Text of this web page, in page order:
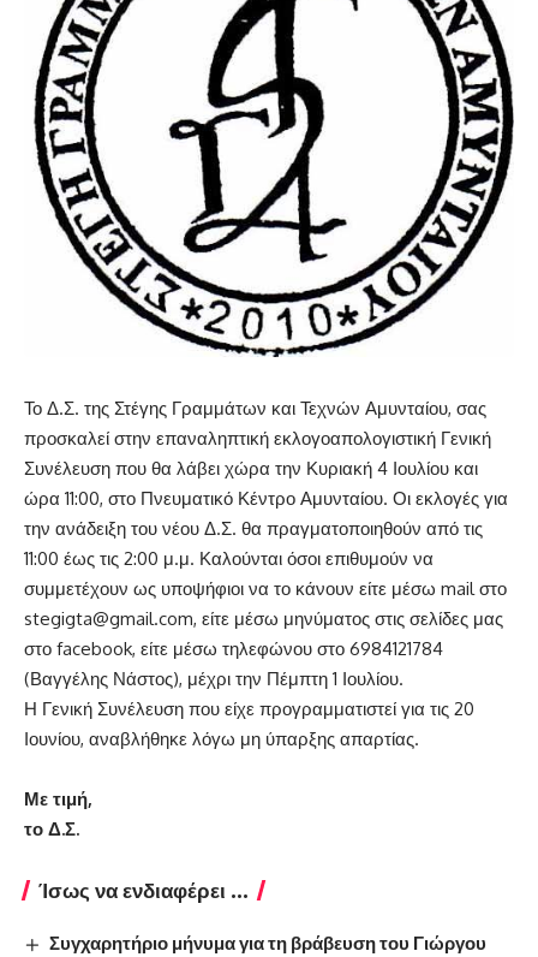
Το Δ.Σ. της Στέγης Γραμμάτων και Τεχνών Αμυνταίου, σας
προσκαλεί στην επαναληπτική εκλογοαπολογιστική Γενική
Συνέλευση που θα λάβει χώρα την Κυριακή 4 Ιουλίου και
ώρα 11:00, στο Πνευματικό Κέντρο Αμυνταίου. Οι εκλογές για
την ανάδειξη του νέου Δ.Σ. θα πραγματοποιηθούν από τις
11:00 έως τις 2:00 μ.μ. Καλούνται όσοι επιθυμούν να
συμμετέχουν ως υποψήφιοι να το κάνουν είτε μέσω mail στο
stegigta@gmail.com, είτε μέσω μηνύματος στις σελίδες μας
στο facebook, είτε μέσω τηλεφώνου στο 6984121784
(Βαγγέλης Νάστος), μέχρι την Πέμπτη 1 Ιουλίου.
Η Γενική Συνέλευση που είχε προγραμματιστεί για τις 20
Ιουνίου, αναβλήθηκε λόγω μη ύπαρξης απαρτίας.
Με τιμή,
το Δ.Σ.
Ίσως να ενδιαφέρει ...
Συγχαρητήριο μήνυμα για τη βράβευση του Γιώργου